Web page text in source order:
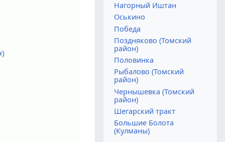
Нагорный Иштан
Оськино
Победа
Поздняково (Томский
район)
Половинка
Рыбалово (Томский
район)
Чернышевка (Томский
район)
Шегарский тракт
Большие Болота
(Кулманы)